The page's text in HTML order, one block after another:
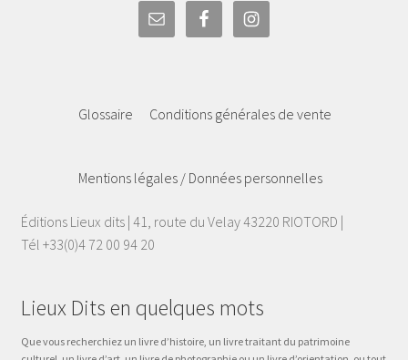
Glossaire Conditions générales de vente
Mentions légales / Données personnelles
Éditions Lieux dits | 41, route du Velay 43220 RIOTORD |
Tél +33(0)4 72 00 94 20
Lieux Dits en quelques mots
Que vous recherchiez un livre d’histoire, un livre traitant du patrimoine